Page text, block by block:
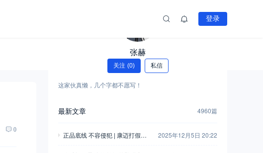
登录
0
张赫
关注 (0) 私信
这家伙真懒，几个字都不愿写！
最新文章 4960篇
正品底线 不容侵犯 | 康迈打假胜
2025年12月5日 20:22